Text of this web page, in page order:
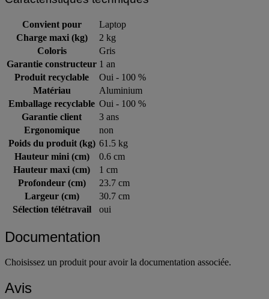
Convient pour
Laptop
Charge maxi (kg)
2 kg
Coloris
Gris
Garantie constructeur 1 an
Produit recyclable
Oui - 100 %
Matériau
Aluminium
Emballage recyclable Oui - 100 %
Garantie client
3 ans
Ergonomique
non
Poids du produit (kg) 61.5 kg
Hauteur mini (cm)
0.6 cm
Hauteur maxi (cm)
1 cm
Profondeur (cm)
23.7 cm
Largeur (cm)
30.7 cm
Sélection télétravail
oui
Documentation
Choisissez un produit pour avoir la documentation associée.
Avis